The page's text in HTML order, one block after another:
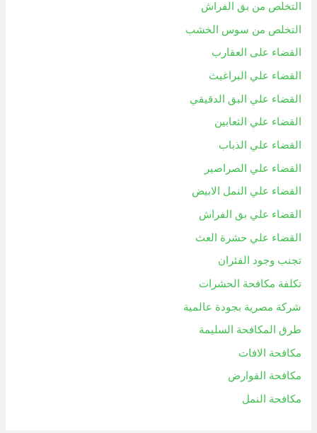
التخلص من بق الفراش
التخلص من سوس الخشب
القضاء على العقارب
القضاء علي البراغيث
القضاء علي البق الدقيقي
القضاء علي الثعابين
القضاء علي الذباب
القضاء علي الصراصير
القضاء علي النمل الابيض
القضاء علي بق الفراش
القضاء علي حشرة العث
تجنب وجود الفئران
تكلفة مكافحة الحشرات
شركة مصرية بجودة عالمية
طرق المكافحة السليمة
مكافحة الافات
مكافحة القوارض
مكافحة النمل